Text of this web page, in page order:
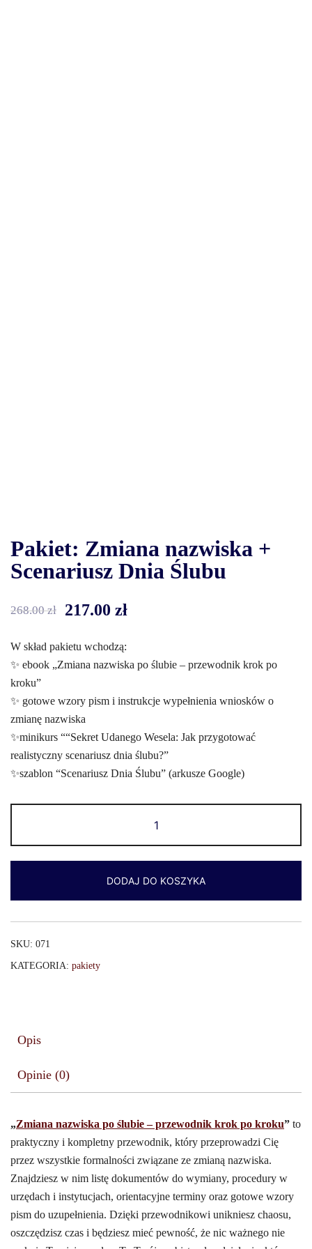
Pakiet: Zmiana nazwiska +
Scenariusz Dnia Ślubu
268.00zł 217.00 zł
W skład pakietu wchodzą:
✨ ebook „Zmiana nazwiska po ślubie – przewodnik krok po
kroku”
✨ gotowe wzory pism i instrukcje wypełnienia wniosków o
zmianę nazwiska
✨minikurs ““Sekret Udanego Wesela: Jak przygotować
realistyczny scenariusz dnia ślubu?”
✨szablon “Scenariusz Dnia Ślubu” (arkusze Google)
DODAJ DO KOSZYKA
SKU: 071
KATEGORIA: pakiety
Opis
Opinie (0)
„Zmiana nazwiska po ślubie – przewodnik krok po kroku” to
praktyczny i kompletny przewodnik, który przeprowadzi Cię
przez wszystkie formalności związane ze zmianą nazwiska.
Znajdziesz w nim listę dokumentów do wymiany, procedury w
urzędach i instytucjach, orientacyjne terminy oraz gotowe wzory
pism do uzupełnienia. Dzięki przewodnikowi unikniesz chaosu,
oszczędzisz czas i będziesz mieć pewność, że nic ważnego nie